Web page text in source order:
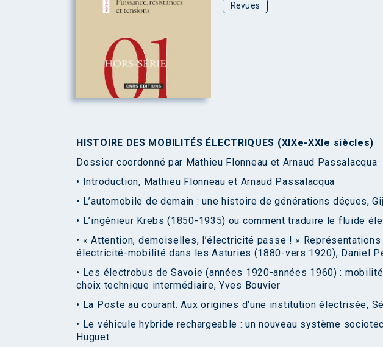
Revues
HISTOIRE DES MOBILITÉS ÉLECTRIQUES (XIXe-XXIe siècles)
Dossier coordonné par Mathieu Flonneau et Arnaud Passalacqua
• Introduction, Mathieu Flonneau et Arnaud Passalacqua
• L’automobile de demain : une histoire de générations déçues,
• L’ingénieur Krebs (1850-1935) ou comment traduire le fluide
• « Attention, demoiselles, l’électricité passe ! »
électricité-mobilité dans les Asturies (1880-vers 1920), Daniel
• Les électrobus de Savoie (années 1920-années 1960) :
choix technique intermédiaire, Yves Bouvier
• La Poste au courant. Aux origines d’une institution électrisée,
• Le véhicule hybride rechargeable : un nouveau système
Huguet